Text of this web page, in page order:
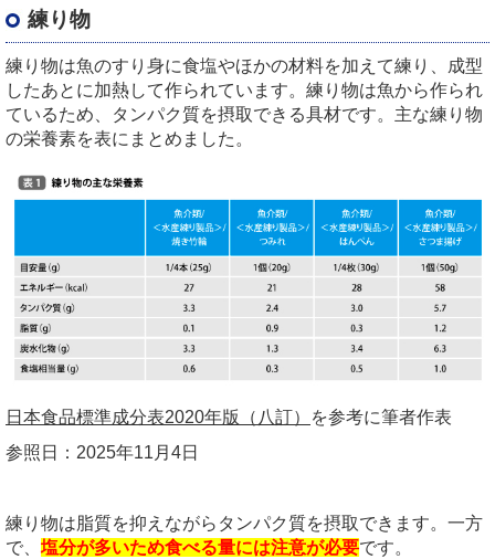
練り物
練り物は魚のすり身に食塩やほかの材料を加えて練り、成型
したあとに加熱して作られています。練り物は魚から作られ
ているため、タンパク質を摂取できる具材です。主な練り物
の栄養素を表にまとめました。
日本食品標準成分表2020年版（八訂）
を参考に筆者作表
参照日： 2025年11 月 4日
練り物は脂質を抑えながらタンパク質を摂取できます。一方
で、 塩分が多いため食べる量には注意が必要です。